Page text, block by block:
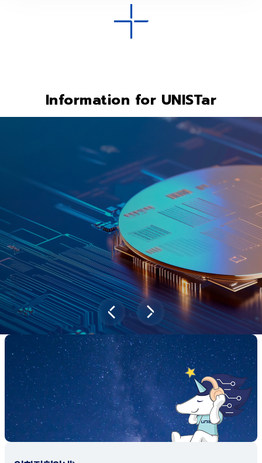
Information for UNISTar
과학기술이 바꿔놓을 2045년 대한민국
당신의 미래는?
대국민 설문조사 바로가기